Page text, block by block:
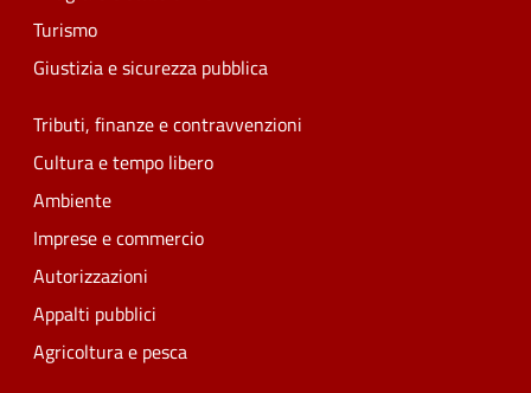
Turismo
Giustizia e sicurezza pubblica
Tributi, finanze e contravvenzioni
Cultura e tempo libero
Ambiente
Imprese e commercio
Autorizzazioni
Appalti pubblici
Agricoltura e pesca